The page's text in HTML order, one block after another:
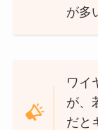
が多
ワイ
が、
だと